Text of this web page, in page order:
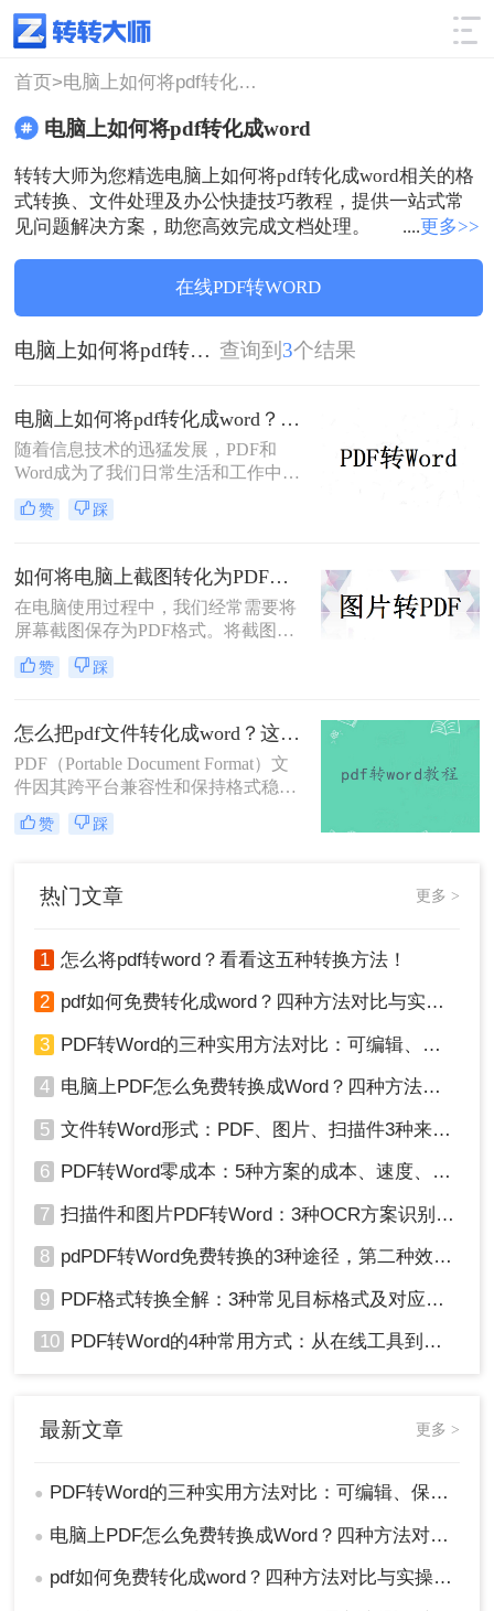
使用技巧 筛选
首页> 电脑上如何将pdf转化成word
电脑上如何将pdf转化成word
转转大师为您精选电脑上如何将pdf转化成word相关的格
式转换、文件处理及办公快捷技巧教程，提供一站式常
见问题解决方案，助您高效完成文档处理。
....更多>>
在线PDF转WORD
电脑上如何将pdf转化成word 查询到 3个结果
电脑上如何将pdf转化成word？全面详细教程解析！
随着信息技术的迅猛发展，PDF和
Word成为了我们日常生活和工作中使
用频率最高的文件格式之一。PDF格
式的文件在查看和传阅方面具有很大
和修改时，往往需要将其转化为可编
辑的Word格式。那么，电脑上如何将
pdf转化成word呢？本文将为您提供全
面详细的教程，让您轻松掌握这一技
巧！
赞 踩
如何将电脑上截图转化为PDF？3个简单的方法，轻松解决！
在电脑使用过程中，我们经常需要将
屏幕截图保存为PDF格式。将截图保
存为PDF格式可以方便地传输、分享
和打印，同时还能保护图片的完整
图转化为PDF。
赞 踩
怎么把pdf文件转化成word？这三个方法让你快速操作！
PDF（Portable Document Format）文
件因其跨平台兼容性和保持格式稳定
性的特点，广泛应用于各个领域。然
而，当我们需要对PDF内容进行编辑
呢？下面将介绍三种常用的方法，帮
赞 踩
热门文章 更多 >
1 怎么将pdf转word？看看这五种转换方法！
2 pdf如何免费转化成word？四种方法对比与实操指南（附详细表格）
3 PDF转Word的三种实用方法对比：可编辑、保格式、避风险！
4 电脑上PDF怎么免费转换成Word？四种方法对比与实操指南（附详细表格）!
5 文件转Word形式：PDF、图片、扫描件3种来源分别怎么处理！
6 PDF转Word零成本：5种方案的成本、速度、精度对比！
7 扫描件和图片PDF转Word：3种OCR方案识别率实测！
8 pdPDF转Word免费转换的3种途径，第二种效率最高！
9 PDF格式转换全解：3种常见目标格式及对应操作方法！
10 PDF转Word的4种常用方式：从在线工具到桌面软件全梳理！
最新文章 更多 >
● PDF转Word的三种实用方法对比：可编辑、保格式、避风险！
● 电脑上PDF怎么免费转换成Word？四种方法对比与实操指南（附详细表格）!
● pdf如何免费转化成word？四种方法对比与实操指南（附详细表格）